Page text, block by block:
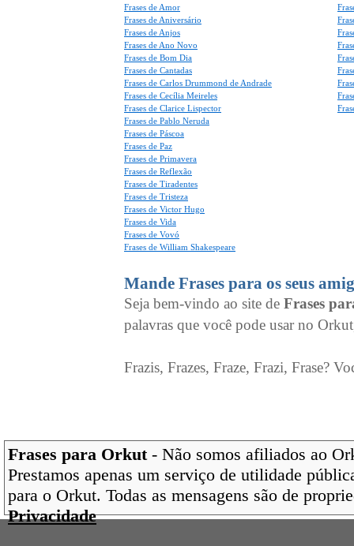
Frases de Amor
Frases de Aniversário
Frases de Anjos
Frases de Ano Novo
Frases de Bom Dia
Frases de Cantadas
Frases de Carlos Drummond de Andrade
Frases de Cecília Meireles
Frases de Clarice Lispector
Frases de Pablo Neruda
Frases de Páscoa
Frases de Paz
Frases de Primavera
Frases de Reflexão
Frases de Tiradentes
Frases de Tristeza
Frases de Victor Hugo
Frases de Vida
Frases de Vovó
Frases de William Shakespeare
Mande Frases para os seus
Seja bem-vindo ao site de Frases
palavras que você pode usar no
Frazis, Frazes, Fraze, Frazi, Frase?
Frases para Orkut- Não somos afiliados ao
Prestamos apenas um serviço de utilidade
para o Orkut. Todas as mensagens são de
Privacidade